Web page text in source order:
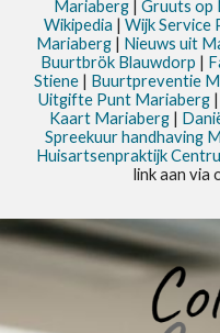
Mariaberg | Gruuts op
Wikipedia | Wijk Service
Mariaberg | Nieuws uit
Buurtbrök Blauwdorp |
Stiene | Buurtpreventie
Uitgifte Punt Mariaberg|
Kaart Mariaberg |
Spreekuur handhaving
Huisartsenpraktijk
link aan via